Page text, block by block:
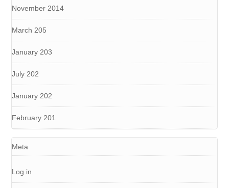
November 2014
March 205
January 203
July 202
January 202
February 201
Meta
Log in